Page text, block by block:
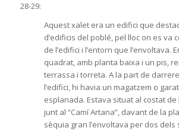
28-29:
Aquest xalet era un edifici que
d’edificis del poblé, pel lloc on es va
de l’edifici i l’entorn que l’envoltava.
quadrat, amb planta baixa i un pis,
terrassa i torreta. A la part de
l’edifici, hi havia un magatzem o
esplanada. Estava situat al costat
junt al “Camí Artana”, davant de la
sèquia gran l’envoltava per dos dels